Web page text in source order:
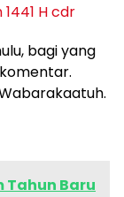
H cdr
bagi yang
Tahun Baru